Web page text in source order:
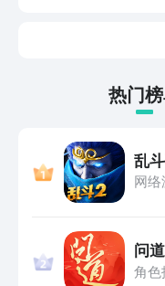
热门
乱
网
问道
角色